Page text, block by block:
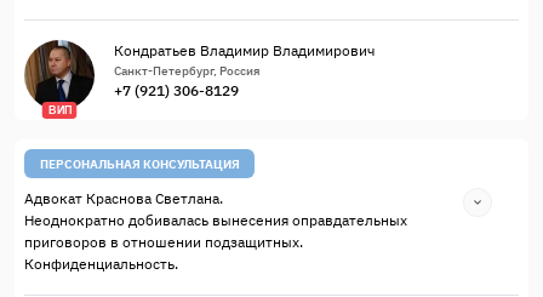
ВИП
Кондратьев Владимир Владимирович
Санкт-Петербург, Россия
+7 (921) 306-8129
ПЕРСОНАЛЬНАЯ КОНСУЛЬТАЦИЯ
Адвокат Краснова Светлана.
Неоднократно добивалась вынесения оправдательных
приговоров в отношении подзащитных.
Конфиденциальность.